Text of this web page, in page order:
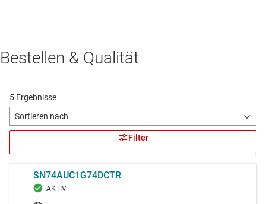
NOR-Gatter mit geringem Stromverbrauch, 2 Kanäle,
Voltage range 0.8V to 3.6V, average propagation delay
8ns, average drive strength 4mA
SN74LVC1G99-Q1
Voltage range 1.65V to 5.5V, average propagation delay
5.5ns, average drive strength 24mA
Bestellen & Qualität